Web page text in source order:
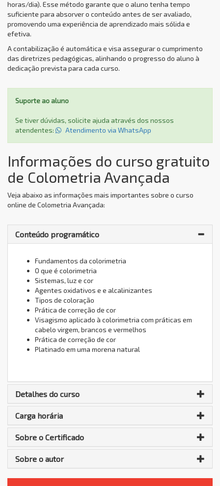
horas/dia). Esse método garante que o aluno tenha tempo
suficiente para absorver o conteúdo antes de ser avaliado,
promovendo uma experiência de aprendizado mais sólida e
efetiva.
A contabilização é automática e visa assegurar o cumprimento
das diretrizes pedagógicas, alinhando o progresso do aluno à
dedicação prevista para cada curso.
Suporte ao aluno
Se tiver dúvidas, solicite ajuda através dos nossos
atendentes:
Atendimento via WhatsApp
Informações do curso gratuito
de Colometria Avançada
Veja abaixo as informações mais importantes sobre o curso
online de Colometria Avançada:
Conteúdo programático
Fundamentos da colorimetria
O que é colorimetria
Sistemas, luz e cor
Agentes oxidativos e e alcalinizantes
Tipos de coloração
Prática de correção de cor
Visagismo aplicado à colorimetria com práticas em
cabelo virgem, brancos e vermelhos
Prática de correção de cor
Platinado em uma morena natural
Detalhes do curso
Carga horária
Sobre o Certificado
Sobre o autor